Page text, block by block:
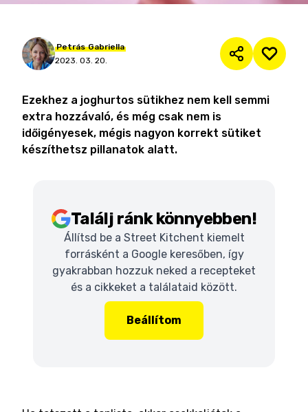
Petrás Gabriella
2023. 03. 20.
Ezekhez a joghurtos sütikhez nem kell semmi
extra hozzávaló, és még csak nem is
időigényesek, mégis nagyon korrekt sütiket
készíthetsz pillanatok alatt.
Találj ránk könnyebben!
Állítsd be a Street Kitchent kiemelt
forrásként a Google keresőben, így
gyakrabban hozzuk neked a recepteket
és a cikkeket a találataid között.
Beállítom